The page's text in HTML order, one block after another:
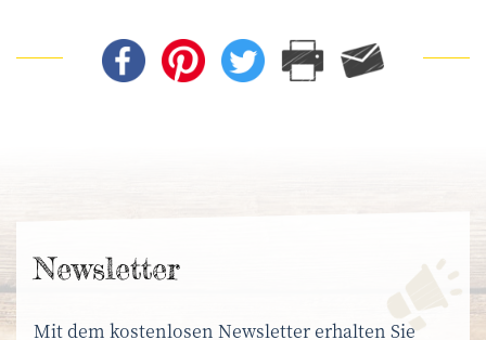
News­letter
Mit dem kostenlosen Newsletter erhalten Sie